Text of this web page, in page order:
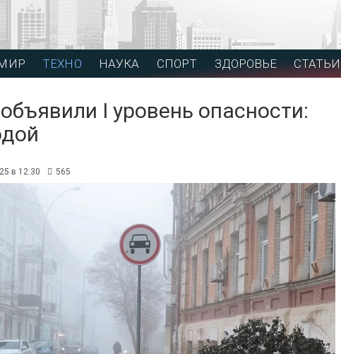
ТЕХНО НАУКА СПОРТ ЗДОРОВЬЕ СТАТЬИ
І уровень опасности:
в 12:30 565